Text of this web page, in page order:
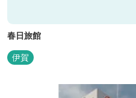
春日旅館
伊賀